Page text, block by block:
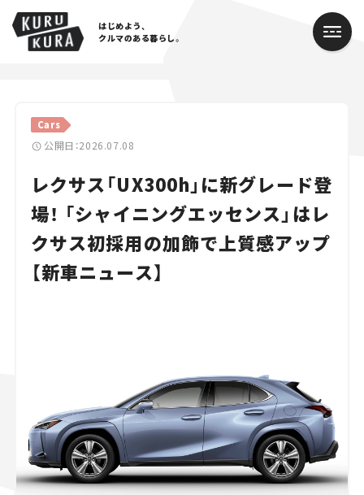
はじめよう、
クルマのある暮らし。
Cars
公開日：2026.07.08
レクサス「UX300h」に新グレード登
場！ 「シャイニングエッセンス」はレ
クサス初採用の加飾で上質感アップ
【新車ニュース】
Cars
Lifestyle
Traffic
Special
スズキ ジムニー｜Suzuki Jimny
スズキ｜Suzuki
マツダ｜Mazda
マツダ ロードスター｜Mazda Roadster